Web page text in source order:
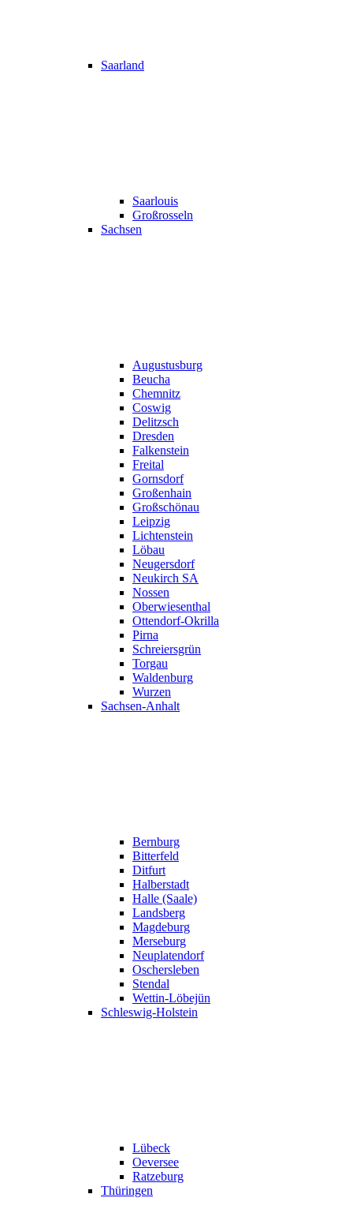
Saarland
Saarlouis
Großrosseln
Sachsen
Augustusburg
Beucha
Chemnitz
Coswig
Delitzsch
Dresden
Falkenstein
Freital
Gornsdorf
Großenhain
Großschönau
Leipzig
Lichtenstein
Löbau
Neugersdorf
Neukirch SA
Nossen
Oberwiesenthal
Ottendorf-Okrilla
Pirna
Schreiersgrün
Torgau
Waldenburg
Wurzen
Sachsen-Anhalt
Bernburg
Bitterfeld
Ditfurt
Halberstadt
Halle (Saale)
Landsberg
Magdeburg
Merseburg
Neuplatendorf
Oschersleben
Stendal
Wettin-Löbejün
Schleswig-Holstein
Lübeck
Oeversee
Ratzeburg
Thüringen